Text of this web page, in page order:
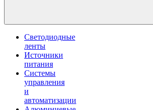
Светодиодные
ленты
Источники
питания
Системы
управления
и
автоматизации